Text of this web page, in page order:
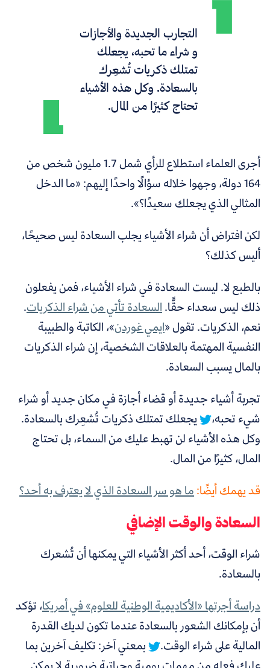
التجارب الجديدة والأجازات
و شراء ما تحبه، يجعلك
تمتلك ذكريات تُشعِرك
بالسعادة. وكل هذه الأشياء
تحتاج كثيرًا من المال.
أجرى العلماء استطلاع للرأي شمل 1.7 مليون شخص من
164 دولة، وجهوا خلاله سؤالًا واحدًا إليهم: «ما الدخل
المثالي الذي يجعلك سعيدًا؟».
لكن افتراض أن شراء الأشياء يجلب السعادة ليس صحيحًا،
أليس كذلك؟
بالطبع لا. ليست السعادة في شراء الأشياء، فمن يفعلون
ذلك ليس سعداء حقًّا.السعادة تأتي من شراء الذكريات.
نعم، الذكريات.تقول «ايمي غوردن»، الكاتبة والطبيبة
النفسية المهتمة بالعلاقات الشخصية، إن شراء الذكريات
بالمال يسبب السعادة.
تجربة أشياء جديدة أو قضاء أجازة في مكان جديد أو شراء
شيء تحبه،
يجعلك تمتلك ذكريات تُشعِرك بالسعادة.
وكل هذه الأشياء لن تهبط عليك من السماء، بل تحتاج
المال، كثيرًا من المال.
قد يهمك أيضًا:ما هو سر السعادة الذي لا يعترف به أحد؟
السعادة والوقت الإضافي
شراء الوقت، أحد أكثر الأشياء التي يمكنها أن تُشعرك
بالسعادة.
دراسة أجرتها «الأكاديمية الوطنية للعلوم» في أمريكا، تؤكد
أنبإمكانك الشعور بالسعادة عندما تكون لديك القدرة
المالية على شراء الوقت.
بمعني آخر: تكليف آخرين بما